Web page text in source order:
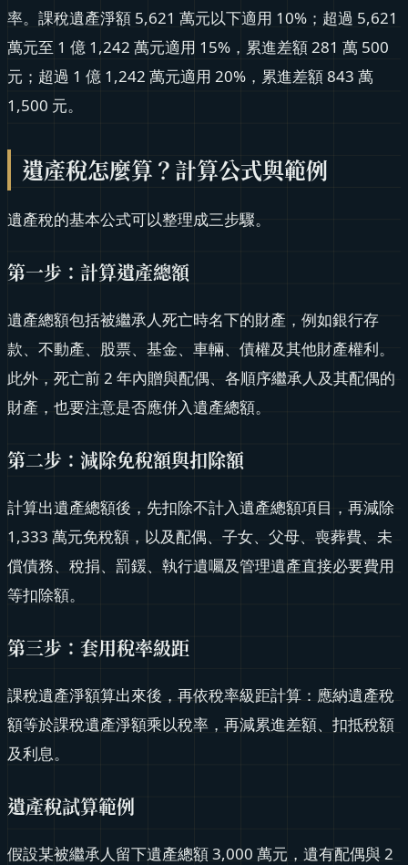
率。課稅遺產淨額 5,621 萬元以下適用 10%；超過 5,621
萬元至 1 億 1,242 萬元適用 15%，累進差額 281 萬 500
元；超過 1 億 1,242 萬元適用 20%，累進差額 843 萬
1,500 元。
遺產稅怎麼算？計算公式與範例
遺產稅的基本公式可以整理成三步驟。
第一步：計算遺產總額
遺產總額包括被繼承人死亡時名下的財產，例如銀行存
款、不動產、股票、基金、車輛、債權及其他財產權利。
此外，死亡前 2 年內贈與配偶、各順序繼承人及其配偶的
財產，也要注意是否應併入遺產總額。
第二步：減除免稅額與扣除額
計算出遺產總額後，先扣除不計入遺產總額項目，再減除
1,333 萬元免稅額，以及配偶、子女、父母、喪葬費、未
償債務、稅捐、罰鍰、執行遺囑及管理遺產直接必要費用
等扣除額。
第三步：套用稅率級距
課稅遺產淨額算出來後，再依稅率級距計算：應納遺產稅
額等於課稅遺產淨額乘以稅率，再減累進差額、扣抵稅額
及利息。
遺產稅試算範例
假設某被繼承人留下遺產總額 3,000 萬元，遺有配偶與 2